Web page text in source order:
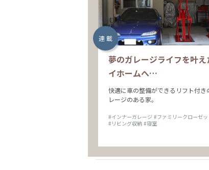
連 載
夢のガレージライフを叶え
イホームへ…
快適に車の整備ができるリフト付き
レージのある家。
#インナーガレージ #ファミリークローゼッ
#リビング収納 #寝室